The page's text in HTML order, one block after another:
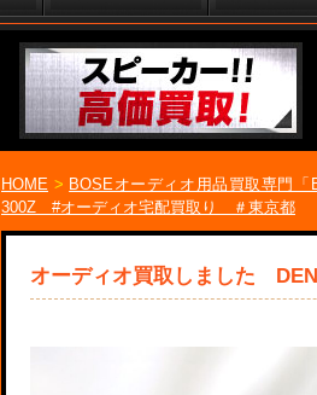
HOME > BOSEオーディオ用品買取専門
300Z #オーディオ宅配買取り ＃東京都
オーディオ買取しました